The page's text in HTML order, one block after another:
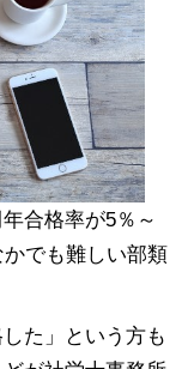
合格率が5％～
でも難しい部類
た」という方も